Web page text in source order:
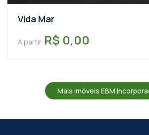
Vida Mar
A partir R$ 0,00
Mais imóveis EBM